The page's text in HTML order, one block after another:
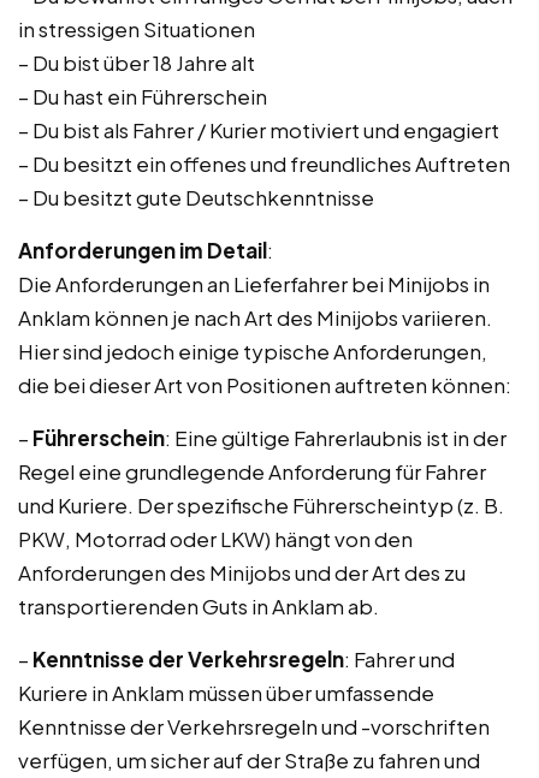
in stressigen Situationen
– Du bist über 18 Jahre alt
– Du hast ein Führerschein
– Du bist als Fahrer / Kurier motiviert und engagiert
– Du besitzt ein offenes und freundliches Auftreten
– Du besitzt gute Deutschkenntnisse
Anforderungen im Detail:
Die Anforderungen an Lieferfahrer bei Minijobs in
Anklam können je nach Art des Minijobs variieren.
Hier sind jedoch einige typische Anforderungen,
die bei dieser Art von Positionen auftreten können:
– Führerschein: Eine gültige Fahrerlaubnis ist in der
Regel eine grundlegende Anforderung für Fahrer
und Kuriere. Der spezifische Führerscheintyp (z. B.
PKW, Motorrad oder LKW) hängt von den
Anforderungen des Minijobs und der Art des zu
transportierenden Guts in Anklam ab.
– Kenntnisse der Verkehrsregeln: Fahrer und
Kuriere in Anklam müssen über umfassende
Kenntnisse der Verkehrsregeln und -vorschriften
verfügen, um sicher auf der Straße zu fahren und